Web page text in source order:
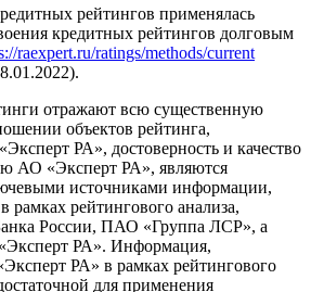
рейтингов применялась
кредитных рейтингов долговым
raexpert.ru/ratings/methods/current
отражают всю существенную
объектов рейтинга,
РА», достоверность и качество
АО «Эксперт РА», являются
источниками информации,
рамках рейтингового анализа,
России, ПАО «Группа ЛСР», а
РА». Информация,
РА» в рамках рейтингового
для применения